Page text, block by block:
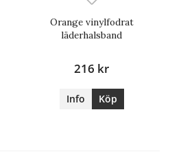
Orange vinylfodrat
läderhalsband
216 kr
Info Köp